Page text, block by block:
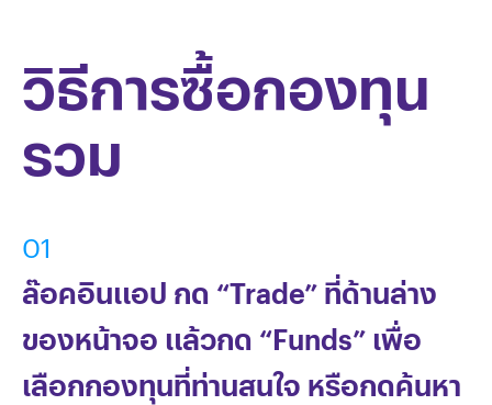
วิธีการซื้อกองทุน
รวม
01
ล๊อคอินแอป กด “Trade” ที่ด้านล่าง
ของหน้าจอ แล้วกด “Funds” เพื่อ
เลือกกองทุนที่ท่านสนใจ หรือกดค้นหา